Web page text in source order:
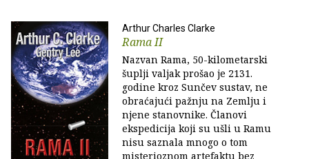
Arthur Charles Clarke
Rama II
Nazvan Rama, 50-kilometarski
šuplji valjak prošao je 2131.
godine kroz Sunčev sustav, ne
obraćajući pažnju na Zemlju i
njene stanovnike. Članovi
ekspedicija koji su ušli u Ramu
nisu saznala mnogo o tom
misterioznom artefaktu bez